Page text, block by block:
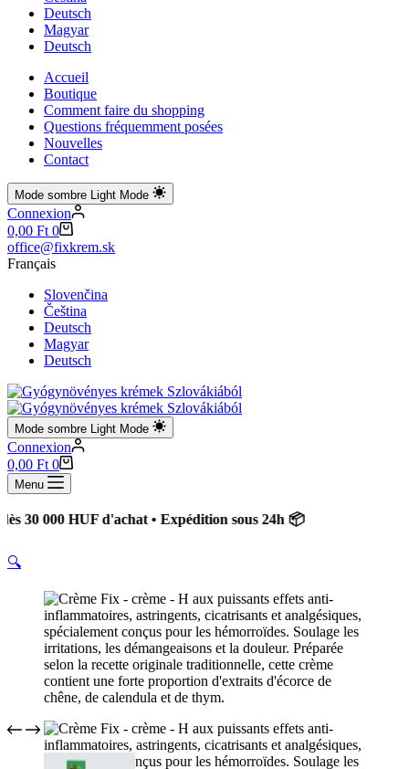
Deutsch
Magyar
Deutsch
Accueil
Boutique
Comment faire du shopping
Questions fréquemment posées
Nouvelles
Contact
Mode sombre Light Mode
Connexion
Panier
d’achat
0,00 Ft 0
office@fixkrem.sk
Français
Slovenčina
Čeština
Deutsch
Magyar
Deutsch
Mode sombre Light Mode
Connexion
Panier
d’achat
0,00 Ft 0
Menu
HUF d'achat • Expédition sous 24h 📦
🔍